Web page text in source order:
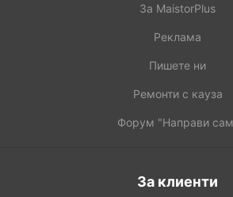
За MaistorPlus
Реклама
Пишете ни
Ремонти с кауза
Форум "Направи
За клиенти